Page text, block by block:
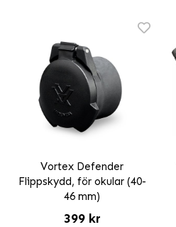
Vortex Defender
Flippskydd, för okular (40-
46 mm)
399 kr